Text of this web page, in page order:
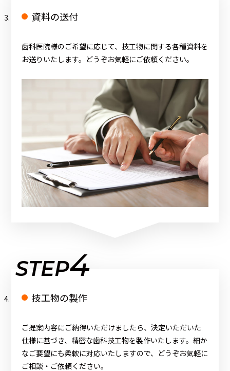
資料の送付
歯科医院様のご希望に応じて、技工物に関する各種資料を
お送りいたします。どうぞお気軽にご依頼ください。
STEP4
技工物の製作
ご提案内容にご納得いただけましたら、決定いただいた
仕様に基づき、精密な歯科技工物を製作いたします。細か
なご要望にも柔軟に対応いたしますので、どうぞお気軽に
ご相談・ご依頼ください。